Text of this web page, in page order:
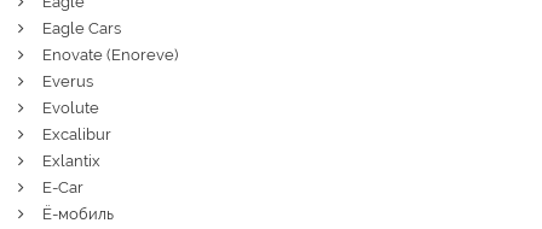
Eagle Cars
Enovate (Enoreve)
Everus
Evolute
Excalibur
Exlantix
E-Car
Ё-мобиль